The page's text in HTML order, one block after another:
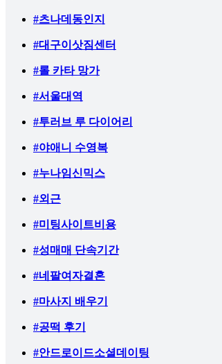
#츠나데동인지
#대구이삿짐센터
#롤 카타 망가
#서울대역
#투러브 루 다이어리
#야애니 수영복
#누나임신믹스
#외근
#미팅사이트비용
#성매매 단속기간
#네팔여자결혼
#마사지 배우기
#공떡 후기
#안드로이드소셜데이팅